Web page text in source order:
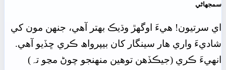
سمجهاڻي
اي سرتيون! هيءَ اوگهڙ وڌيڪ بھتر آهي، جنھن مون کي
شاديءَ واري هار سينگار کان بيپرواھ ڪري ڇڏيو آهي.
انهيءَ ڪري (جيڪڏهن توهين منھنجو چوڻ مڃو تہ)